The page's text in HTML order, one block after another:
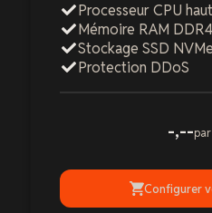
Processeur CPU
Mémoire RAM DDR4
Stockage SSD NVMe
Protection DDoS
-,--
Configurer